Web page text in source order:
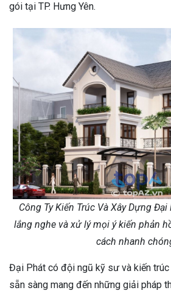
gói tại TP. Hưng Yên.
Công Ty Kiến Trúc Và Xây Dựng
lắng nghe và xử lý mọi ý kiến phản
cách nhanh
Đại Phát có đội ngũ kỹ sư và kiến
sẵn sàng mang đến những giải pháp